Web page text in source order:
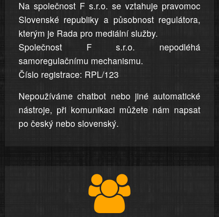
Na společnost F s.r.o. se vztahuje pravomoc
Slovenské republiky a působnost regulátora,
kterým je Rada pro mediální služby.
Společnost F s.r.o. nepodléhá
samoregulačnímu mechanismu.
Číslo registrace: RPL/123
Nepoužíváme chatbot nebo jiné automatické
nástroje, při komunikaci můžete nám napsat
po český nebo slovenský.